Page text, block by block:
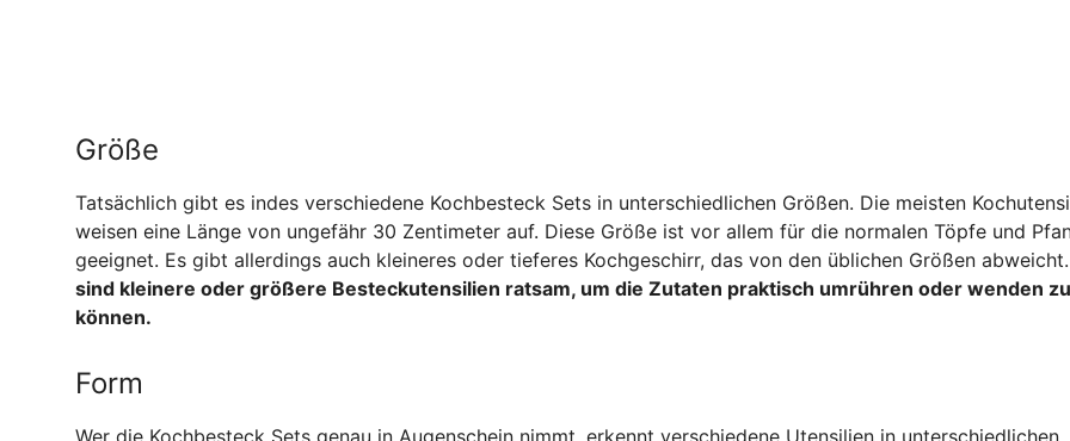
Größe
Tatsächlich gibt es indes verschiedene Kochbesteck Sets in unterschiedlichen Größen. Die meisten
weisen eine Länge von ungefähr 30 Zentimeter auf. Diese Größe ist vor allem für die normalen Töpfe und
geeignet. Es gibt allerdings auch kleineres oder tieferes Kochgeschirr, das von den üblichen Größen abweicht.
sind kleinere oder größere Besteckutensilien ratsam, um die Zutaten praktisch umrühren oder wenden zu
können.
Form
Wer die Kochbesteck Sets genau in Augenschein nimmt, erkennt verschiedene Utensilien in unterschiedlichen